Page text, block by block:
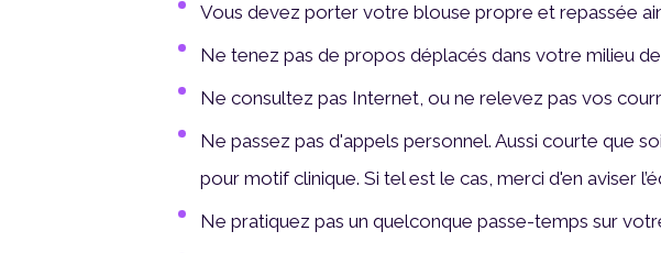
Vous devez porter votre blouse propre et repassée
Ne tenez pas de propos déplacés dans votre milieu
Ne consultez pas Internet, ou ne relevez pas vos
Ne passez pas d'appels personnel. Aussi courte que
pour motif clinique. Si tel est le cas, merci d'en aviser
Ne pratiquez pas un quelconque passe-temps sur